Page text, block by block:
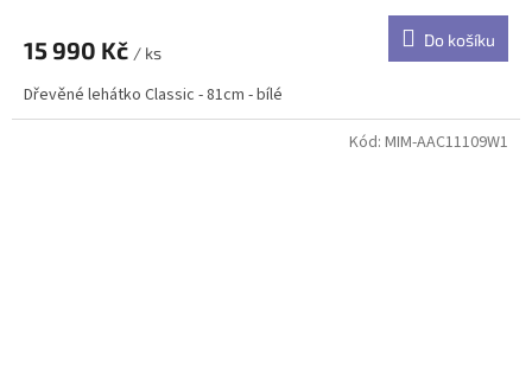
15 990 Kč / ks
Do košíku
Dřevěné lehátko Classic - 81cm - bílé
Kód: MIM-AAC11109W1